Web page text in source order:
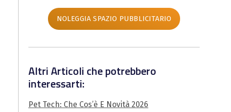
NOLEGGIA SPAZIO PUBBLICITARIO
Altri Articoli che potrebbero
interessarti:
Pet Tech: Che Cos’è E Novità 2026